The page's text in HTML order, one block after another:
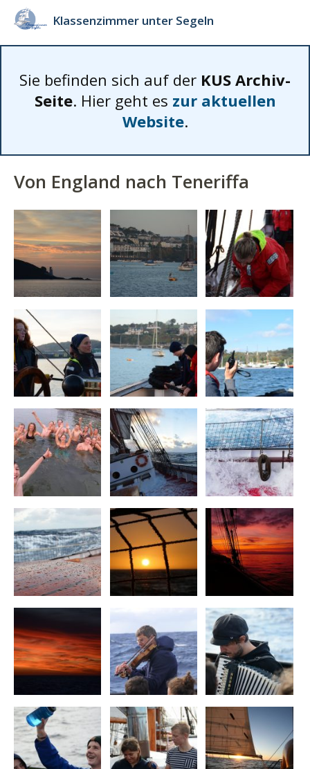
Klassenzimmer unter Segeln
Sie befinden sich auf der KUS Archiv-
Seite. Hier geht es zur aktuellen
Website.
Von England nach Teneriffa